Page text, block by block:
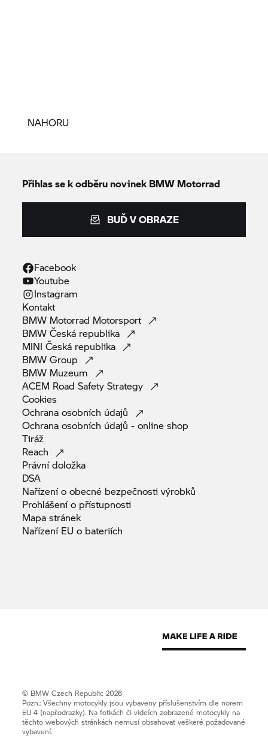
NAHORU
Přihlas se k odběru novinek BMW Motorrad
BUĎ V OBRAZE
Facebook
Youtube
Instagram
Kontakt
BMW Motorrad Motorsport
BMW Česká republika
MINI Česká republika
BMWGroup
BMW Muzeum
ACEM Road SafetyStrategy
Cookies
Ochrana osobních údajů
Ochrana osobních údajů - onlineshop
Tiráž
Reach
Právnídoložka
DSA
Nařízení o obecné bezpečnostivýrobků
Prohlášení o přístupnosti
Mapastránek
Nařízení EU o bateriích
© BMW Czech Republic 2026
Pozn.: Všechny motocykly jsou vybaveny příslušenstvím dle norem
EU 4 (např.odrazky). Na fotkách či videích zobrazené motocykly na
těchto webových stránkách nemusí obsahovat veškeré požadované
vybavení.